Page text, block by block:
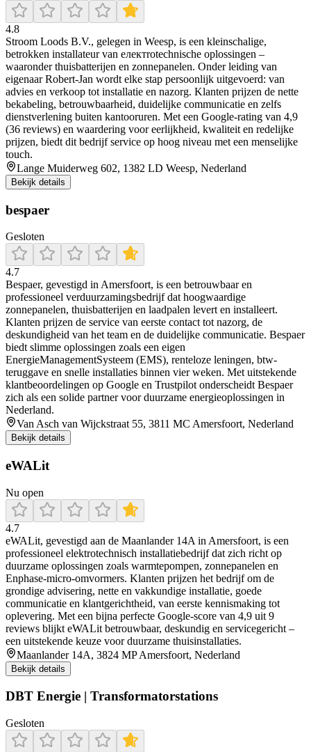
4.8
Stroom Loods B.V., gelegen in Weesp, is een kleinschalige,
betrokken installateur van електrotechnische oplossingen –
waaronder thuisbatterijen en zonnepanelen. Onder leiding van
eigenaar Robert‑Jan wordt elke stap persoonlijk uitgevoerd: van
advies en verkoop tot installatie en nazorg. Klanten prijzen de nette
bekabeling, betrouwbaarheid, duidelijke communicatie en zelfs
dienstverlening buiten kantooruren. Met een Google-rating van 4,9
(36 reviews) en waardering voor eerlijkheid, kwaliteit en redelijke
prijzen, biedt dit bedrijf service op hoog niveau met een menselijke
touch.
Lange Muiderweg 602, 1382 LD Weesp, Nederland
Bekijk details
bespaer
Gesloten
4.7
Bespaer, gevestigd in Amersfoort, is een betrouwbaar en
professioneel verduurzamingsbedrijf dat hoogwaardige
zonnepanelen, thuisbatterijen en laadpalen levert en installeert.
Klanten prijzen de service van eerste contact tot nazorg, de
deskundigheid van het team en de duidelijke communicatie. Bespaer
biedt slimme oplossingen zoals een eigen
EnergieManagementSysteem (EMS), renteloze leningen, btw-
teruggave en snelle installaties binnen vier weken. Met uitstekende
klantbeoordelingen op Google en Trustpilot onderscheidt Bespaer
zich als een solide partner voor duurzame energieoplossingen in
Nederland.
Van Asch van Wijckstraat 55, 3811 MC Amersfoort, Nederland
Bekijk details
eWALit
Nu open
4.7
eWALit, gevestigd aan de Maanlander 14A in Amersfoort, is een
professioneel elektrotechnisch installatiebedrijf dat zich richt op
duurzame oplossingen zoals warmtepompen, zonnepanelen en
Enphase-micro-omvormers. Klanten prijzen het bedrijf om de
grondige advisering, nette en vakkundige installatie, goede
communicatie en klantgerichtheid, van eerste kennismaking tot
oplevering. Met een bijna perfecte Google-score van 4,9 uit 9
reviews blijkt eWALit betrouwbaar, deskundig en servicegericht –
een uitstekende keuze voor duurzame thuisinstallaties.
Maanlander 14A, 3824 MP Amersfoort, Nederland
Bekijk details
DBT Energie | Transformatorstations
Gesloten